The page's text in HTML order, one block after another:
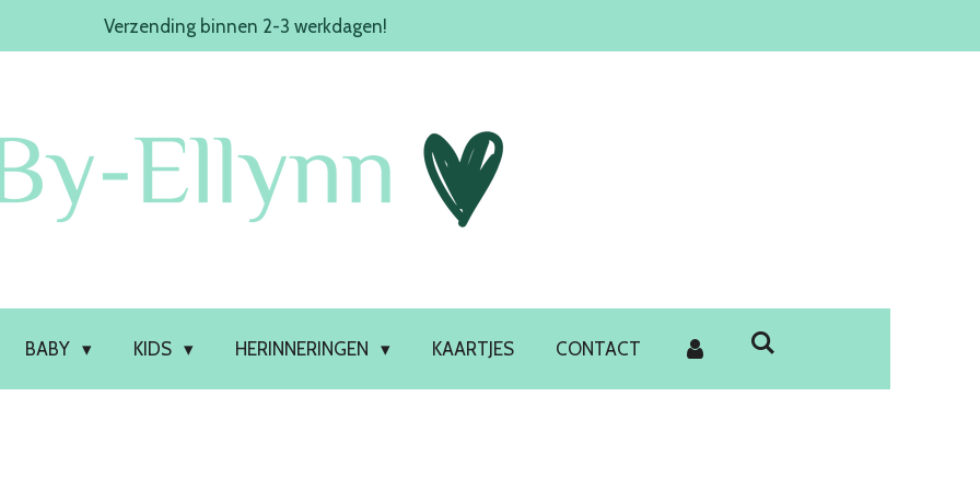
Verzending binnen 2-3 werkdagen!
BABY KIDS HERINNERINGEN KAARTJES CONTACT